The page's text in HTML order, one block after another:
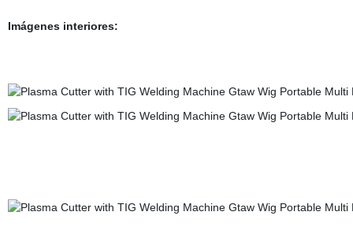
Imágenes interiores: